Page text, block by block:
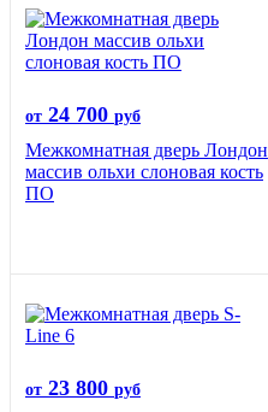
от 24 700 руб
Межкомнатная дверь Лондон
массив ольхи слоновая кость
ПО
от 23 800 руб